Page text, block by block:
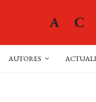
AUTORES